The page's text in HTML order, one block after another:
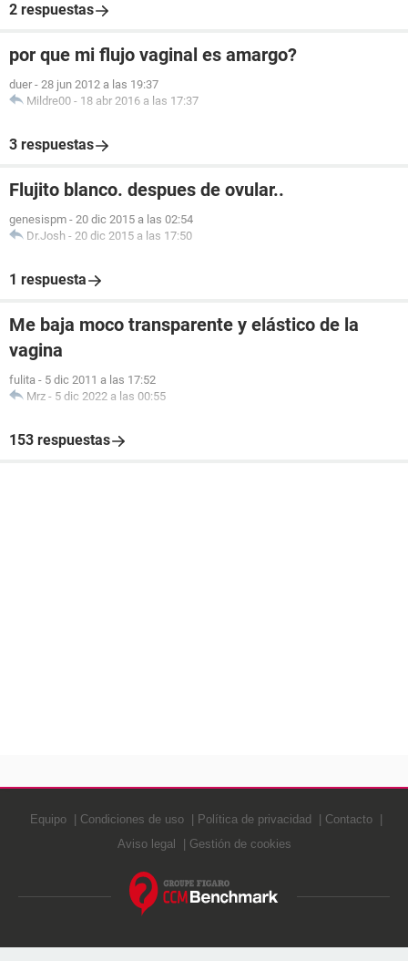
2 respuestas
por que mi flujo vaginal es amargo?
duer - 28 jun 2012 a las 19:37
Mildre00 - 18 abr 2016 a las 17:37
3 respuestas
Flujito blanco. despues de ovular..
genesispm - 20 dic 2015 a las 02:54
Dr.Josh - 20 dic 2015 a las 17:50
1 respuesta
Me baja moco transparente y elástico de la
vagina
fulita - 5 dic 2011 a las 17:52
Mrz - 5 dic 2022 a las 00:55
153 respuestas
Equipo Condiciones de uso Política de privacidad
Contacto
Aviso legal
Gestión de cookies